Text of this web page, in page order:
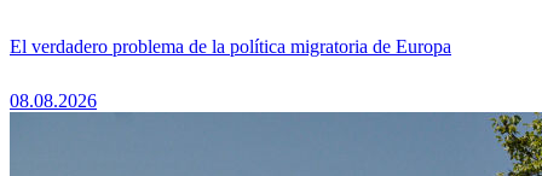
El verdadero problema de la política migratoria de Europa
08.08.2026